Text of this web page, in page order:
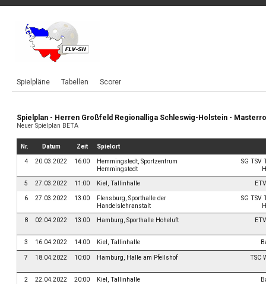
Spielpläne Tabellen Scorer
Spielplan - Herren Großfeld Regionalliga Schleswig-Holstein -
Neuer Spielplan BETA
Nr. Datum Zeit
Spielort
4
20.03.2022 16:00
Hemmingstedt, Sportzentrum
Hemmingstedt
SG TSV
5
27.03.2022 11:00 Kiel, Tallinhalle
6
27.03.2022 13:00
Flensburg, Sporthalle der
Handelslehranstalt
SG TSV
8
02.04.2022 13:00 Hamburg, Sporthalle Hoheluft
3 16.04.2022 14:00 Kiel, Tallinhalle
7
18.04.2022 10:00 Hamburg, Halle am Pfeilshof TSC
2 22.04.2022 20:00 Kiel, Tallinhalle